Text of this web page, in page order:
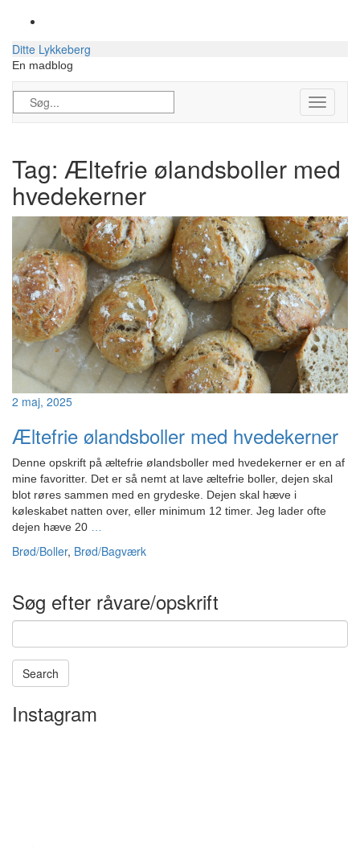
Ditte Lykkeberg
En madblog
Søg
efter:
Toggle
Tag: Æltefrie ølandsboller med
hvedekerner
2 maj, 2025
Æltefrie ølandsboller med hvedekerner
Denne opskrift på æltefrie ølandsboller med hvedekerner er en af
mine favoritter. Det er så nemt at lave æltefrie boller, dejen skal
blot røres sammen med en grydeske. Dejen skal hæve i
køleskabet natten over, eller minimum 12 timer. Jeg lader ofte
dejen hæve 20
Brød/Boller, Brød/Bagværk
Søg efter råvare/opskrift
Search
Instagram